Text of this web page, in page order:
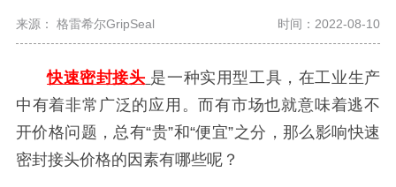
来源： 格雷希尔GripSeal 时间：2022-08-10
快速密封接头 是一种实用型工具，在工业生产
中有着非常广泛的应用。而有市场也就意味着逃不
开价格问题，总有“贵”和“便宜”之分，那么影响快速
密封接头价格的因素有哪些呢？